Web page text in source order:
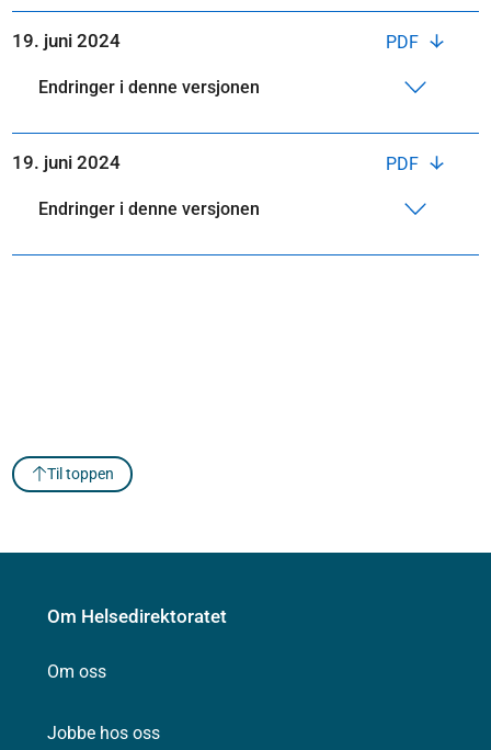
PDF
19. juni 2024
Endringer i denne versjonen
PDF
19. juni 2024
Endringer i denne versjonen
Til toppen
Om Helsedirektoratet
Om oss
Jobbe hos oss